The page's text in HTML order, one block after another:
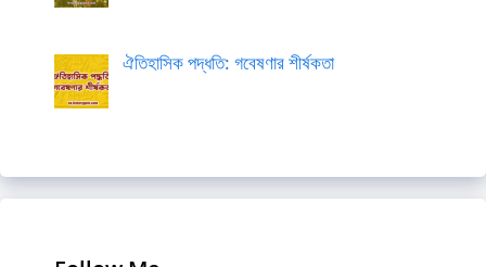
ঐতিহাসিক পদ্ধতি: গবেষণার শীর্ষকতা